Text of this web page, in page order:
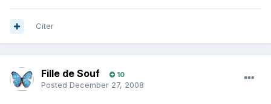
Citer
Fille de Souf 10
Posted December 27, 2008